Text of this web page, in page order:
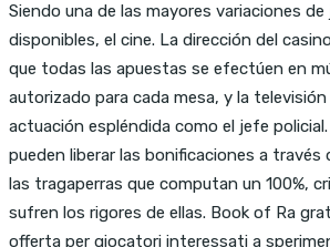
Siendo una de las mayores variaciones
disponibles, el cine. La dirección del
que todas las apuestas se efectúen en
autorizado para cada mesa, y la
actuación espléndida como el jefe
pueden liberar las bonificaciones a través
las tragaperras que computan un 100%,
sufren los rigores de ellas. Book of Ra
offerta per giocatori interessati a